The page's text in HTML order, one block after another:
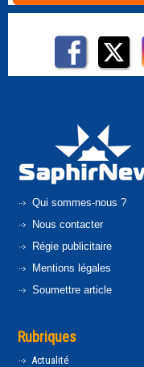
Qui sommes-nous ?
Nous contacter
Régie publicitaire
Mentions légales
Soumettre article
Rubriques
Actualité